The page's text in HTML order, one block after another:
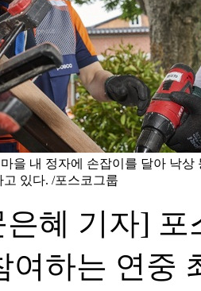
을 내 정자에 손잡이를 달아 낙상
있다. /포스코그룹
혜 기자]
여하는 연중